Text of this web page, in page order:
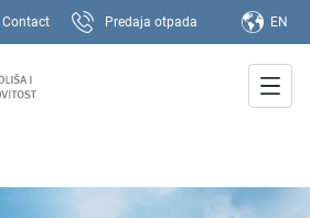
Contact Predaja otpada EN